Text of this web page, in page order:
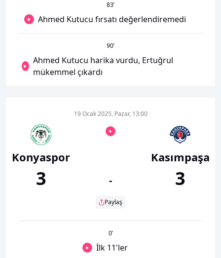
83’
Ahmed Kutucu fırsatı değerlendiremedi
90’
Ahmed Kutucu harika vurdu, Ertuğrul
mükemmel çıkardı
Konyaspor
3
19 Ocak 2025, Pazar, 13:00
-
Paylaş
Kasımpaşa
3
0’
İlk 11'ler